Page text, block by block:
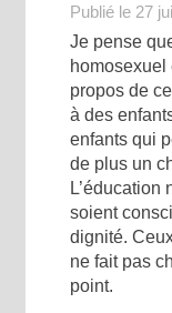
Publié le 27
Je pense
homosexuel
propos de
à des
enfants qui
de plus un
L’éducation
soient
dignité.
ne fait pas
point.